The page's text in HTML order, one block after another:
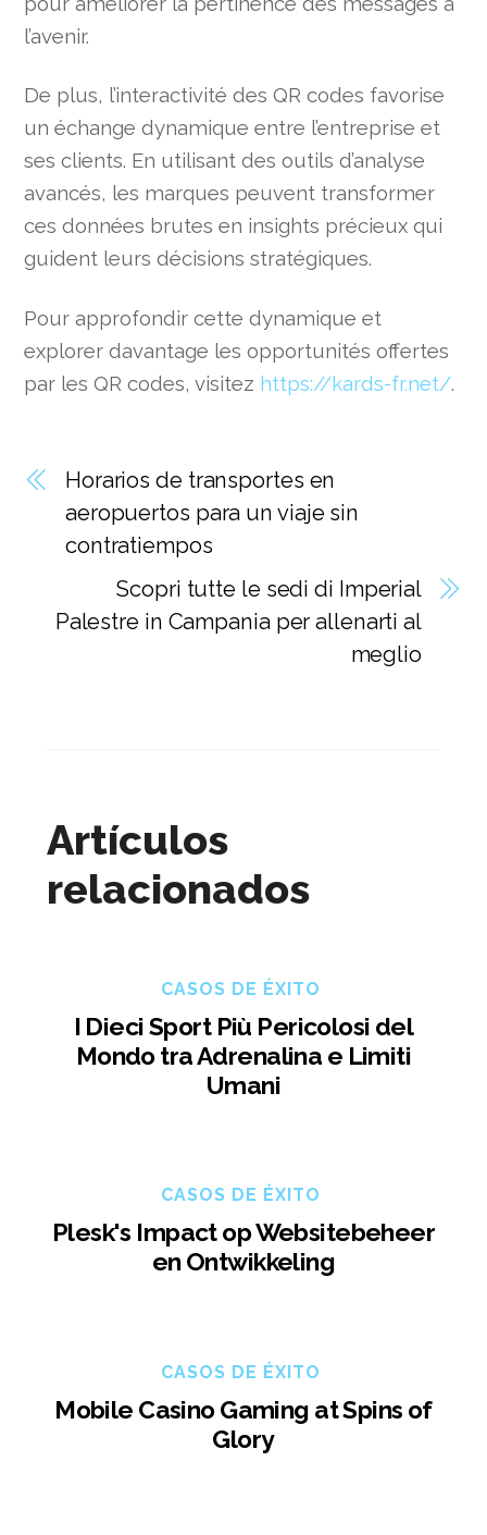
l’avenir.
De plus, l’interactivité des QR codes favorise
un échange dynamique entre l’entreprise et
ses clients. En utilisant des outils d’analyse
avancés, les marques peuvent transformer
ces données brutes en insights précieux qui
guident leurs décisions stratégiques.
Pour approfondir cette dynamique et
explorer davantage les opportunités offertes
par les QR codes, visitez https://kards-fr.net/.
Horarios de transportes en
aeropuertos para un viaje sin
contratiempos
Scopri tutte le sedi di Imperial
Palestre in Campania per allenarti al
meglio
Artículos
relacionados
CASOS DE ÉXITO
I Dieci Sport Più Pericolosi del
Mondo tra Adrenalina e Limiti
Umani
CASOS DE ÉXITO
Plesk's Impact op Websitebeheer
en Ontwikkeling
CASOS DE ÉXITO
Mobile Casino Gaming at Spins of
Glory